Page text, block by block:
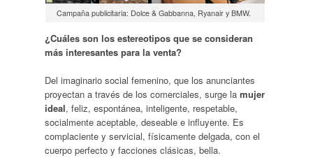
Campaña publicitaria: Dolce & Gabbanna, Ryanair y BMW.
¿Cuáles son los estereotipos que se consideran
más interesantes para la venta?
Del imaginario social femenino, que los anunciantes
proyectan a través de los comerciales, surge la mujer
ideal, feliz, espontánea, inteligente, respetable,
socialmente aceptable, deseable e influyente. Es
complaciente y servicial, físicamente delgada, con el
cuerpo perfecto y facciones clásicas, bella.